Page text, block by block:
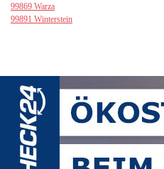
99869 Warza
99891 Winterstein